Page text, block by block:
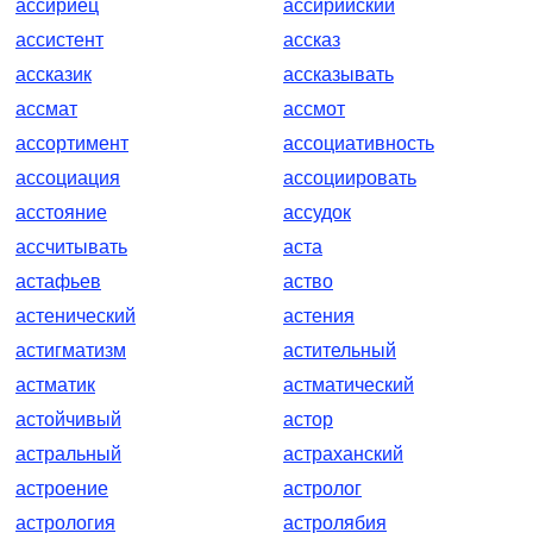
ассириец
ассирийский
ассистент
ассказ
ассказик
ассказывать
ассмат
ассмот
ассортимент
ассоциативность
ассоциация
ассоциировать
асстояние
ассудок
ассчитывать
аста
астафьев
аство
астенический
астения
астигматизм
астительный
астматик
астматический
астойчивый
астор
астральный
астраханский
астроение
астролог
астрология
астролябия